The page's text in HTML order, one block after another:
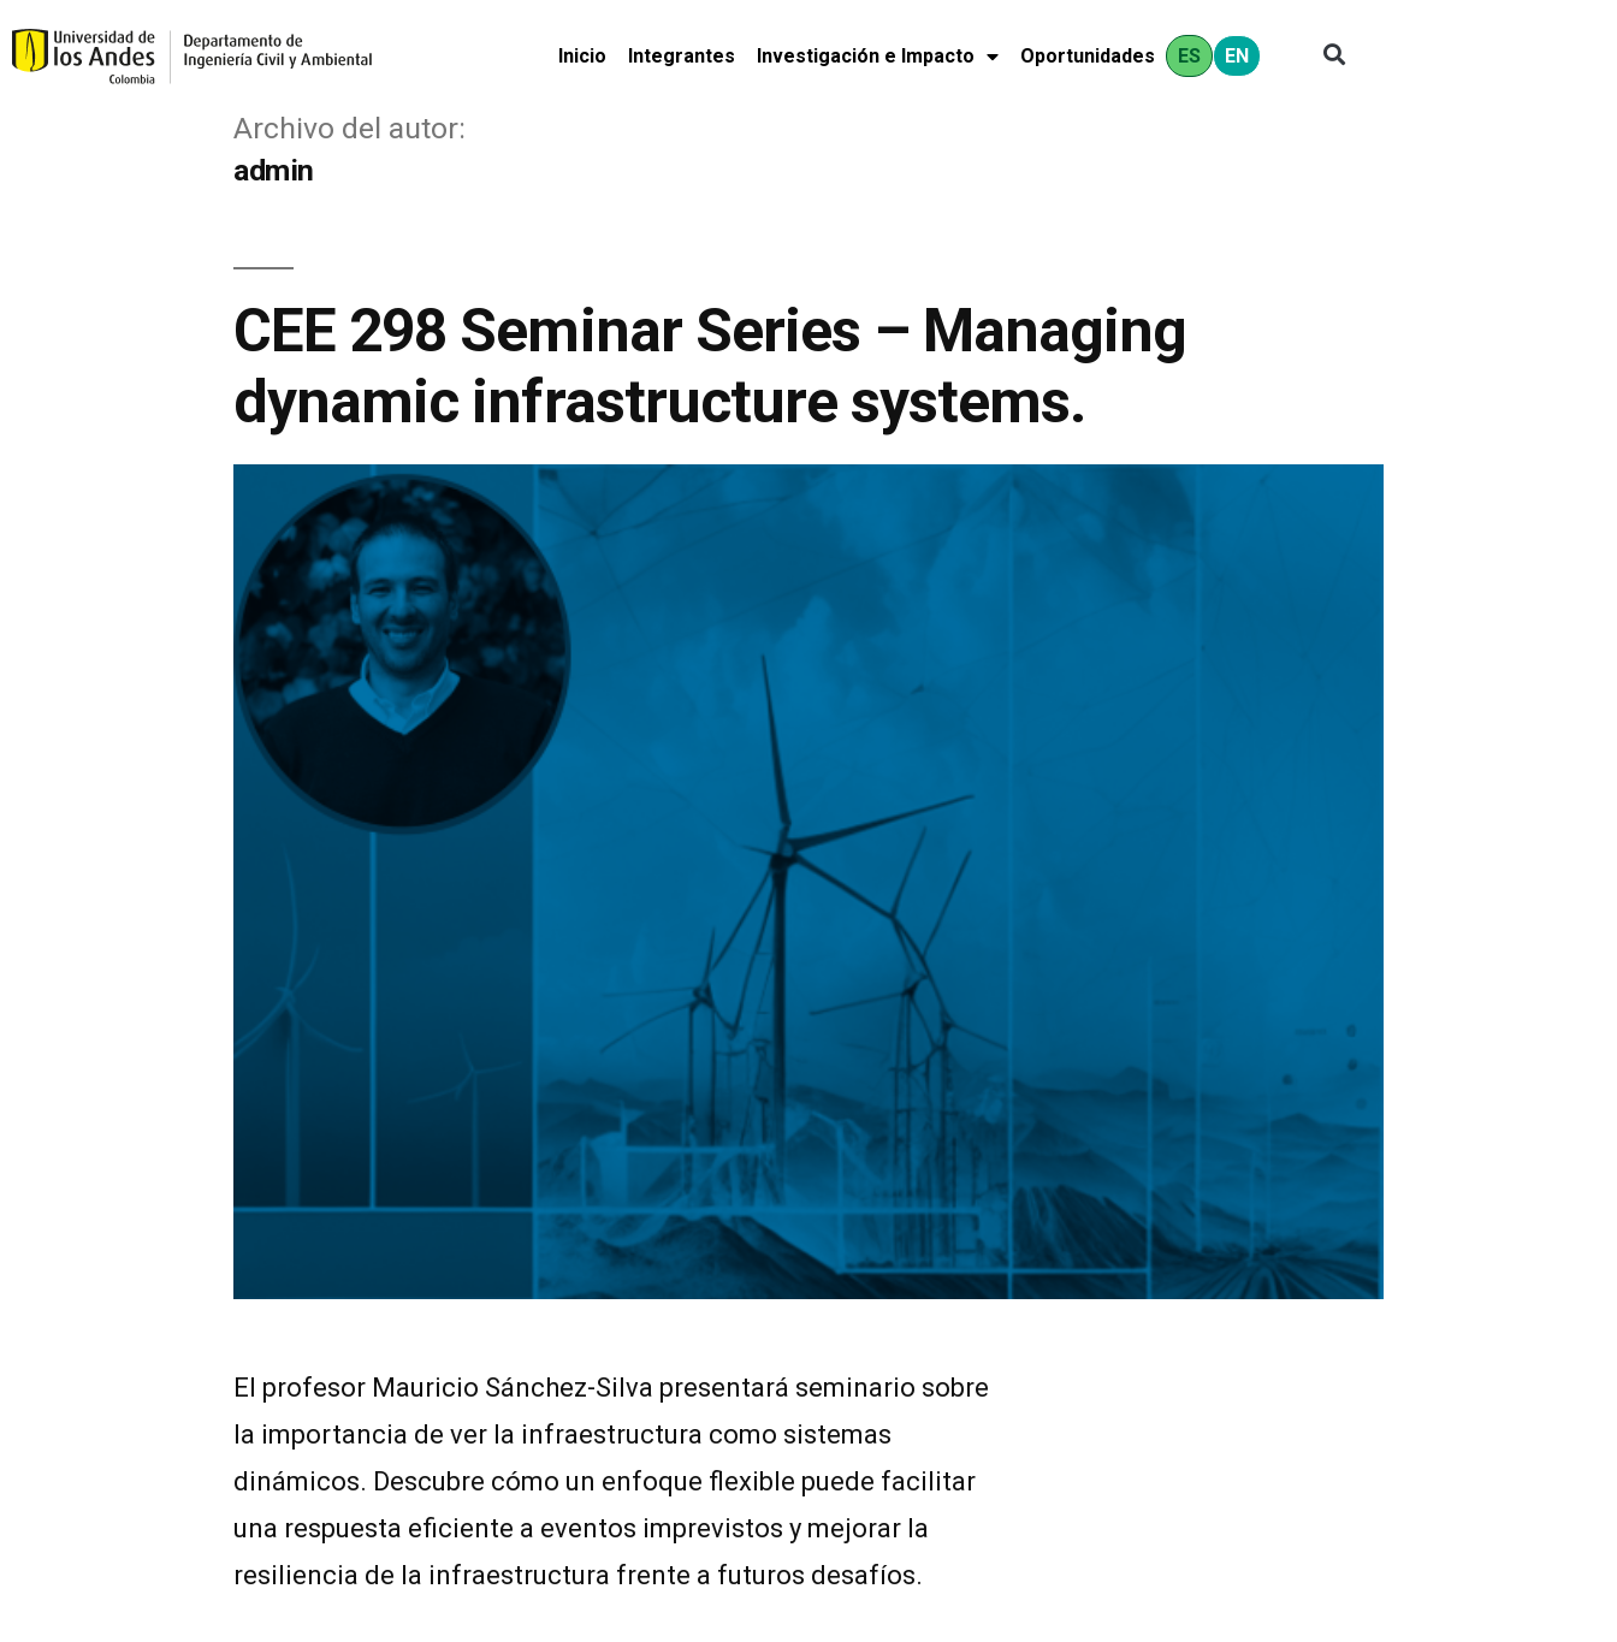
Inicio Integrantes Investigación e Impacto Oportunidades ES EN
Archivo del autor:
admin
CEE 298 Seminar Series – Managing
dynamic infrastructure systems.
El profesor Mauricio Sánchez-Silva presentará seminario sobre
la importancia de ver la infraestructura como sistemas
dinámicos. Descubre cómo un enfoque flexible puede facilitar
una respuesta eficiente a eventos imprevistos y mejorar la
resiliencia de la infraestructura frente a futuros desafíos.